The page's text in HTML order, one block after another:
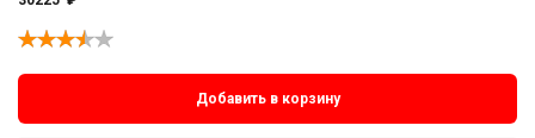
Добавить в корзину